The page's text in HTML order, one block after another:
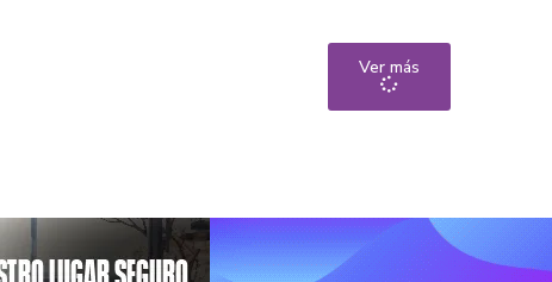
Ver más